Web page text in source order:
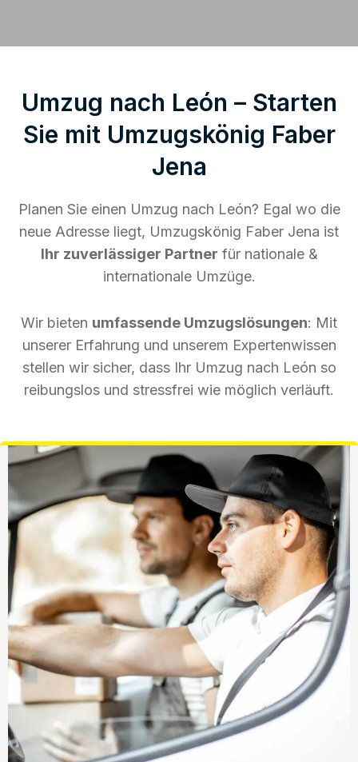
Umzug nach León – Starten
Sie mit Umzugskönig Faber
Jena
Planen Sie einen Umzug nach León? Egal wo die
neue Adresse liegt, Umzugskönig Faber Jena ist
Ihr zuverlässiger Partner für nationale &
internationale Umzüge.
Wir bieten umfassende Umzugslösungen: Mit
unserer Erfahrung und unserem Expertenwissen
stellen wir sicher, dass Ihr Umzug nach León so
reibungslos und stressfrei wie möglich verläuft.